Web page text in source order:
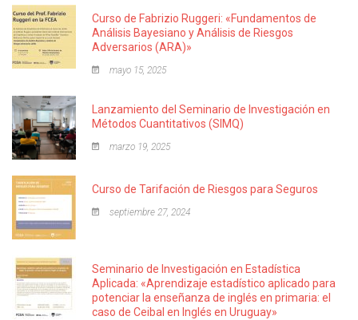
Curso de Fabrizio Ruggeri: «Fundamentos de
Análisis Bayesiano y Análisis de Riesgos
Adversarios (ARA)»
mayo 15, 2025
Lanzamiento del Seminario de Investigación en
Métodos Cuantitativos (SIMQ)
marzo 19, 2025
Curso de Tarifación de Riesgos para Seguros
septiembre 27, 2024
Seminario de Investigación en Estadística
Aplicada: «Aprendizaje estadístico aplicado para
potenciar la enseñanza de inglés en primaria: el
caso de Ceibal en Inglés en Uruguay»